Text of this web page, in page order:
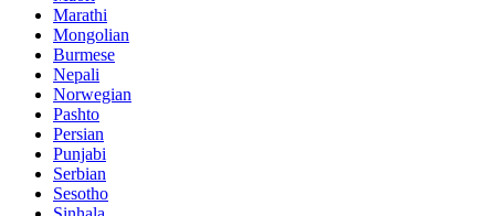
Marathi
Mongolian
Burmese
Nepali
Norwegian
Pashto
Persian
Punjabi
Serbian
Sesotho